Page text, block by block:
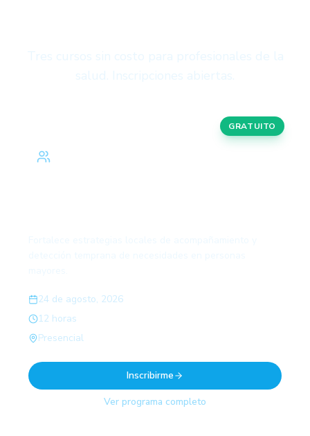
GRATUITO
24 de agosto, 2026
12 horas
Presencial
Inscribirme
Ver programa completo